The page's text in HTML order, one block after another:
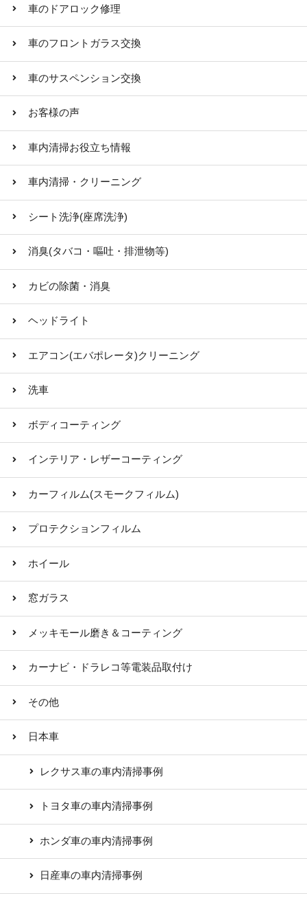
車のドアロック修理
車のフロントガラス交換
車のサスペンション交換
お客様の声
車内清掃お役立ち情報
車内清掃・クリーニング
シート洗浄(座席洗浄)
消臭(タバコ・嘔吐・排泄物等)
カビの除菌・消臭
ヘッドライト
エアコン(エバポレータ)クリーニング
洗車
ボディコーティング
インテリア・レザーコーティング
カーフィルム(スモークフィルム)
プロテクションフィルム
ホイール
窓ガラス
メッキモール磨き＆コーティング
カーナビ・ドラレコ等電装品取付け
その他
日本車
レクサス車の車内清掃事例
トヨタ車の車内清掃事例
ホンダ車の車内清掃事例
日産車の車内清掃事例